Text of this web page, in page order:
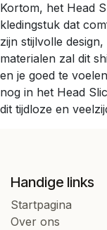
Kortom, het Head
kledingstuk dat
zijn stijlvolle
materialen zal dit
en je goed te
nog in het Head
dit tijdloze en
Handige links
Startpagina
Over ons